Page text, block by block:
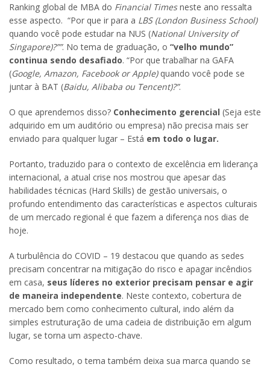
Ranking global de MBA do Financial Timesneste ano ressalta
esse aspecto. “Por que ir para a LBS (London Business School)
quando você pode estudar na NUS (National University of
Singapore)?””. No tema de graduação, o “velho mundo”
continua sendo desafiado. “Por que trabalhar na GAFA
(Google, Amazon, Facebook or Apple)quando você pode se
juntar à BAT (Baidu, Alibaba ou Tencent)?”.
O que aprendemos disso? Conhecimento gerencial (Seja este
adquirido em um auditório ou empresa) não precisa mais ser
enviado para qualquer lugar – Está em todo o lugar.
Portanto, traduzido para o contexto de excelência em liderança
internacional, a atual crise nos mostrou que apesar das
habilidades técnicas (Hard Skills) de gestão universais, o
profundo entendimento das características e aspectos culturais
de um mercado regional é que fazem a diferença nos dias de
hoje.
A turbulência do COVID – 19 destacou que quando as sedes
precisam concentrar na mitigação do risco e apagar incêndios
em casa, seus líderes no exterior precisam pensar e agir
de maneira independente. Neste contexto, cobertura de
mercado bem como conhecimento cultural, indo além da
simples estruturação de uma cadeia de distribuição em algum
lugar, se torna um aspecto-chave.
Como resultado, o tema também deixa sua marca quando se